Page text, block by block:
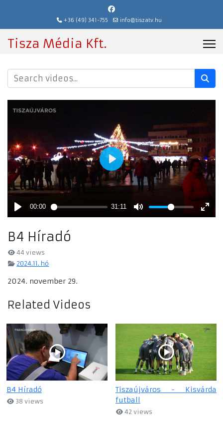
+36 (49) 341-755 info@tiszatv.hu
Tisza Média Kft.
B4 Híradó
44 views
2024.11. hó
2024. november 29.
Related Videos
B4 Híradó
38 views
Tiszaújváros - Kisvárda
futball
42 views